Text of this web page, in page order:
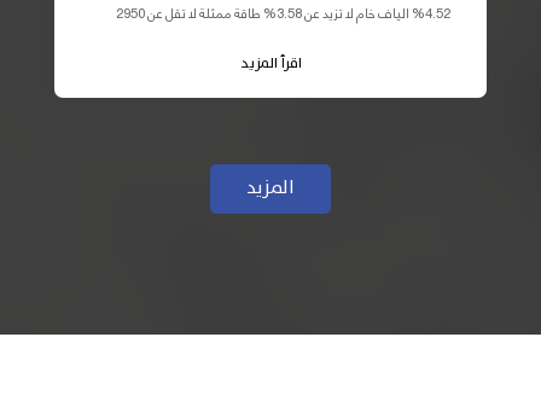
4.52% الياف خام لا تزيد عن 3.58% طاقة ممثلة لا تقل عن 2950
اقرأ المزيد
المزيد